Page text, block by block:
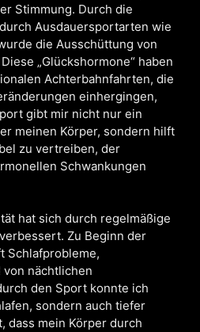
Stimmung. Durch die
Ausdauersportarten wie
die Ausschüttung von
„Glückshormone“ haben
Achterbahnfahrten, die
einhergingen,
gibt mir nicht nur ein
meinen Körper, sondern hilft
zu vertreiben, der
Schwankungen
hat sich durch regelmäßige
Zu Beginn der
Schlafprobleme,
nächtlichen
den Sport konnte ich
sondern auch tiefer
dass mein Körper durch